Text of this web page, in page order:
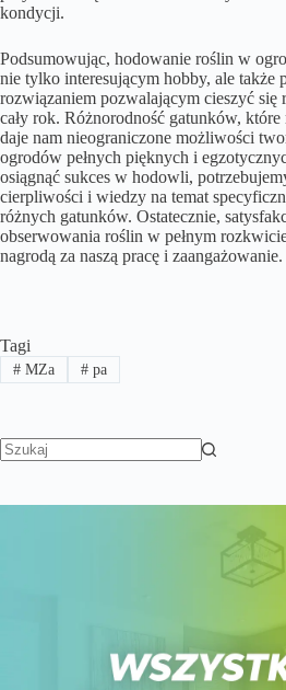
kondycji.
Podsumowując, hodowanie roślin w
nie tylko interesującym hobby, ale także
rozwiązaniem pozwalającym cieszyć się
cały rok. Różnorodność gatunków,
daje nam nieograniczone możliwości
ogrodów pełnych pięknych i
osiągnąć sukces w hodowli,
cierpliwości i wiedzy na temat
różnych gatunków. Ostatecznie,
obserwowania roślin w pełnym
nagrodą za naszą pracę i zaangażowanie.
Tagi
#MZa #pa